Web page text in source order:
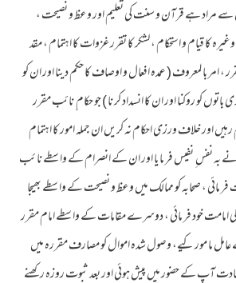
سے مراد ہے قرآن و سنت کی تعلیم اور وعظ و نصیحت ،
کا قیام و استحکام ، لشکر کا تقرر غزوات کا اہتمام ، مقد
، امر با لمعروف ( عمدہ افعال و اوصاف کا حکم دینا اور ان کو
باتوں کو روکنا اور ان کا انسداد کر نا ) جو حکام ِ نائب مقرر
رہیں اور خلاف ورزی احکام نہ کریں ان جملہ امور کا اہتمام
نے بہ نفس ِ نفیس فر ما یا اور ان کے انصرام کے واسطے نا ئب
مائی ، صحابہ کو ممالک میں وعظ و نصیحت کے واسطے بھیجا
کی امامت خود فر مائی ، دوسرے مقامات کے واسطے امام مقرر
ما مور کیے، وصول شدہ اموال کو مصارف مقررہ میں
آپ کے حضور میں پیش ہوئی اور بعد ثبوت روزہ رکھنے